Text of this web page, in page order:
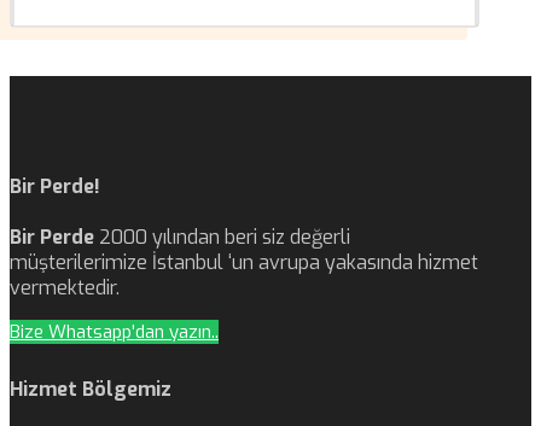
Bir Perde!
Bir Perde 2000 yılından beri siz değerli
müşterilerimize İstanbul ‘un avrupa yakasında hizmet
vermektedir.
Bize Whatsapp'dan yazın..
Hizmet Bölgemiz